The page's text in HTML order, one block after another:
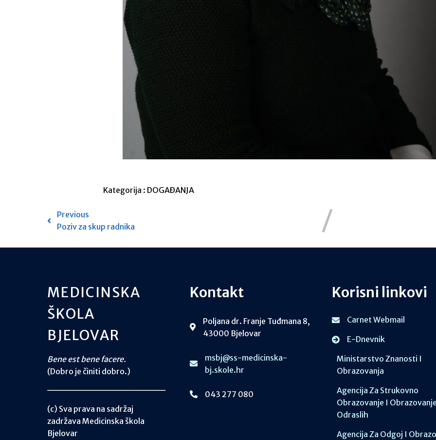
Kategorija : DOGAĐANJA
Previous
Poziv za skup radnika
MEDICINSKA
ŠKOLA
BJELOVAR
Bene est bene facere.
(Dobro je činiti dobro.)
(c) Sva prava na sadržaj
zadržava Medicinska škola
Bjelovar
Kontakt
Poljana dr. Franje Tuđmana 8,
43000 Bjelovar
msbj@ss-medicinska-
bj.skole.hr
043 277 080
Korisni linkovi
Carnet Webmail
E-Dnevnik
Ministarstvo Znanosti I
Obrazovanja
Agencija Za Strukovno
Obrazovanje I
Odraslih
Agencija Za Odgoj I